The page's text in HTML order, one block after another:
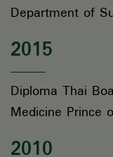
Department of
2015
Diploma Thai
Medicine Prince
2010